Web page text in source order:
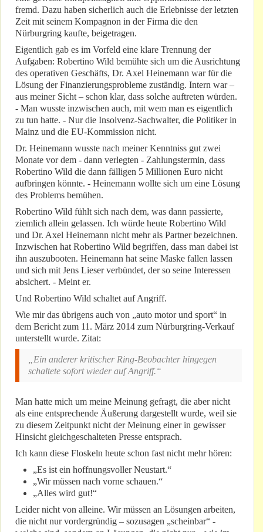
fremd. Dazu haben sicherlich auch die Erlebnisse der letzten
Zeit mit seinem Kompagnon in der Firma die den
Nürburgring kaufte, beigetragen.
Eigentlich gab es im Vorfeld eine klare Trennung der
Aufgaben: Robertino Wild bemühte sich um die Ausrichtung
des operativen Geschäfts, Dr. Axel Heinemann war für die
Lösung der Finanzierungsprobleme zuständig. Intern war –
aus meiner Sicht – schon klar, dass solche auftreten würden.
- Man wusste inzwischen auch, mit wem man es eigentlich
zu tun hatte. - Nur die Insolvenz-Sachwalter, die Politiker in
Mainz und die EU-Kommission nicht.
Dr. Heinemann wusste nach meiner Kenntniss gut zwei
Monate vor dem - dann verlegten - Zahlungstermin, dass
Robertino Wild die dann fälligen 5 Millionen Euro nicht
aufbringen könnte. - Heinemann wollte sich um eine Lösung
des Problems bemühen.
Robertino Wild fühlt sich nach dem, was dann passierte,
ziemlich allein gelassen. Ich würde heute Robertino Wild
und Dr. Axel Heinemann nicht mehr als Partner bezeichnen.
Inzwischen hat Robertino Wild begriffen, dass man dabei ist
ihn auszubooten. Heinemann hat seine Maske fallen lassen
und sich mit Jens Lieser verbündet, der so seine Interessen
absichert. - Meint er.
Und Robertino Wild schaltet auf Angriff.
Wie mir das übrigens auch von „auto motor und sport“ in
dem Bericht zum 11. März 2014 zum Nürburgring-Verkauf
unterstellt wurde. Zitat:
„Ein anderer kritischer Ring-Beobachter hingegen
schaltete sofort wieder auf Angriff.“
Man hatte mich um meine Meinung gefragt, die aber nicht
als eine entsprechende Äußerung dargestellt wurde, weil sie
zu diesem Zeitpunkt nicht der Meinung einer in gewisser
Hinsicht gleichgeschalteten Presse entsprach.
Ich kann diese Floskeln heute schon fast nicht mehr hören:
„Es ist ein hoffnungsvoller Neustart.“
„Wir müssen nach vorne schauen.“
„Alles wird gut!“
Leider nicht von alleine. Wir müssen an Lösungen arbeiten,
die nicht nur vordergründig – sozusagen „scheinbar“ -